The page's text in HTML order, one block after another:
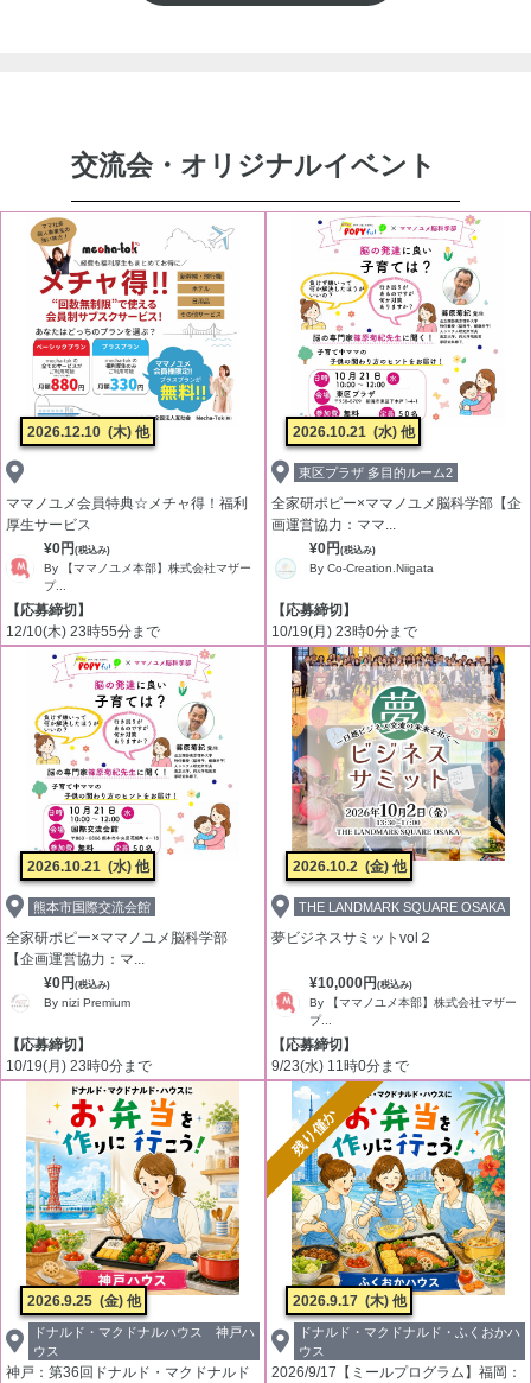
交流会・オリジナルイベント
2026.12.10 (木) 他
ママノユメ会員特典☆メチャ得！福利
厚生サービス
¥0円 (税込み)
By 【ママノユメ本部】株式会社マザー
プ...
【応募締切】
12/10(木) 23時55分まで
2026.10.21 (水) 他
東区プラザ 多目的ルーム2
全家研ポピー×ママノユメ脳科学部【企
画運営協力：ママ...
¥0円 (税込み)
By Co-Creation.Niigata
【応募締切】
10/19(月) 23時0分まで
2026.10.21 (水) 他
熊本市国際交流会館
全家研ポピー×ママノユメ脳科学部
【企画運営協力：マ...
¥0円 (税込み)
By nizi Premium
【応募締切】
10/19(月) 23時0分まで
2026.10.2 (金) 他
THE LANDMARK SQUARE OSAKA
夢ビジネスサミットvol２
¥10,000円 (税込み)
By 【ママノユメ本部】株式会社マザー
プ...
【応募締切】
9/23(水) 11時0分まで
2026.9.25 (金) 他
ドナルド・マクドナルハウス 神戸ハ
ウス
神戸：第36回ドナルド・マクドナルド
残り僅か
2026.9.17 (木) 他
ドナルド・マクドナルド・ふくおかハ
ウス
2026/9/17【ミールプログラム】福岡：